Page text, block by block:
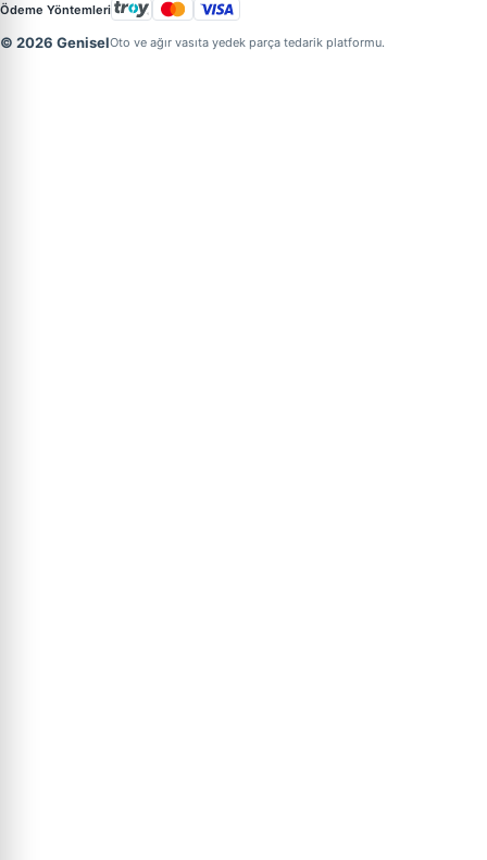
Ödeme Yöntemleri
© 2026 GeniselOto ve ağır vasıta yedek parça tedarik platformu.